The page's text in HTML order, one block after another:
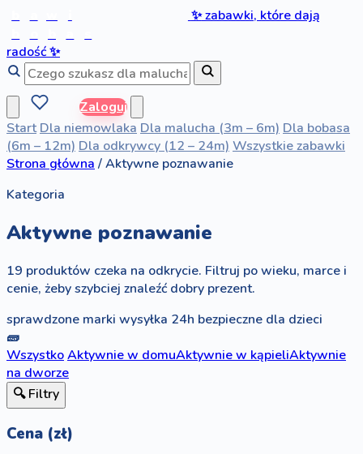
✨zabawki, które dają
radość✨
Zaloguj
Start Dla niemowlaka Dla malucha (3m – 6m) Dla bobasa
(6m – 12m) Dla odkrywcy (12 – 24m) Wszystkie zabawki
Strona główna /Aktywne poznawanie
Kategoria
Aktywne poznawanie
19 produktów czeka na odkrycie. Filtruj po wieku, marce i
cenie, żeby szybciej znaleźć dobry prezent.
sprawdzone marki wysyłka 24h bezpieczne dla dzieci
🧱
WszystkoAktywnie w domuAktywnie w kąpieliAktywnie
na dworze
🔍 Filtry
Cena (zł)